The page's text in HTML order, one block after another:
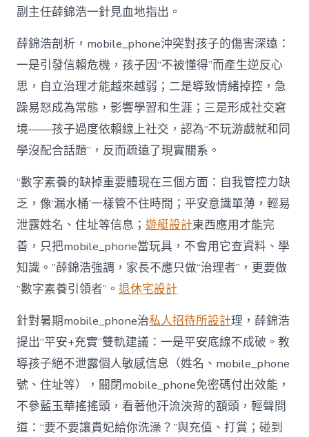
副主任薛錦浩一針見血地指出。
薛錦浩剖析，mobile_phone沖突對孩子的傷害深遠：
一是引發信賴危機，孩子因“不被懂得”而產生逆反心
思，自立治理才能越來越弱；二是導致情緒掉控，急
躁易怒成為常態，影響學習和生涯；三是形成社交窘
境——孩子過度依賴線上社交，認為“不玩游戲就和同
學沒配合話題”，反而疏遠了現實關系。
“數字素養的缺掉重要體現在三個方面：自我管控力缺
乏，像‘漏水桶’一樣管不住時間；平安意識單薄，輕易
泄露姓名、住址等信息；遊艇設計東西應用才能完
善，只把mobile_phone當玩具，不會用它查資料、學
知識。”薛錦浩強調，家長不應只做“治理者”，更要做
“數字素養引領者”。退休宅設計
針對暑期mobile_phone治私人招待所設計理，薛錦浩
提出“平安+充實”雙軌建議：一是平安底線不成破。教
導孩子絕不泄露個人敏感信息（姓名、mobile_phone
號、住址等），關閉mobile_phone免密碼付出效能，
不參藍玉華搖搖頭，看著他汗流浹背的額頭，輕聲問
道：“要不要讓貴妃給你洗澡？”與充值、打賞；碰到